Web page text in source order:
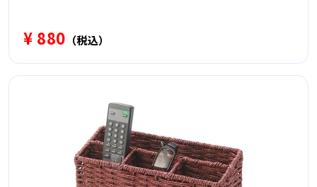
¥ 880 （税込）